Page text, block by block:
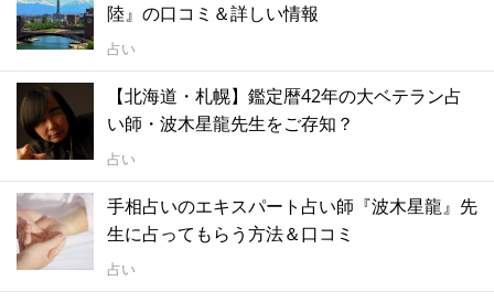
陸』の口コミ＆詳しい情報
占い
【北海道・札幌】鑑定暦42年の大ベテラン占
い師・波木星龍先生をご存知？
占い
手相占いのエキスパート占い師『波木星龍』先
生に占ってもらう方法＆口コミ
占い